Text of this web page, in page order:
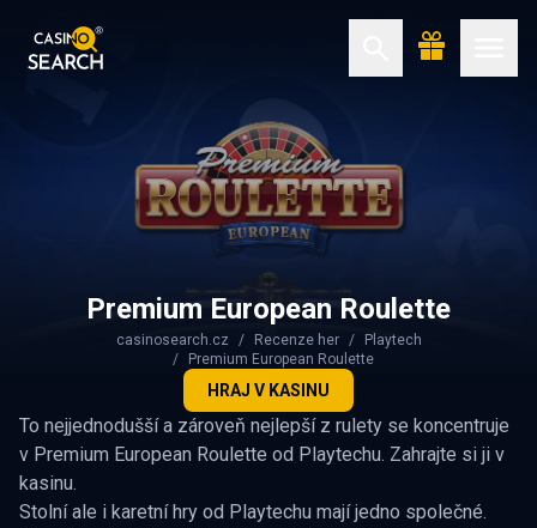
Premium European Roulette
casinosearch.cz Recenze her
Playtech
Premium European Roulette
HRAJ V KASINU
To nejjednodušší a zároveň nejlepší z rulety se koncentruje
v Premium European Roulette od Playtechu. Zahrajte si ji v
kasinu.
Stolní ale i karetní hry od Playtechu mají jedno společné.